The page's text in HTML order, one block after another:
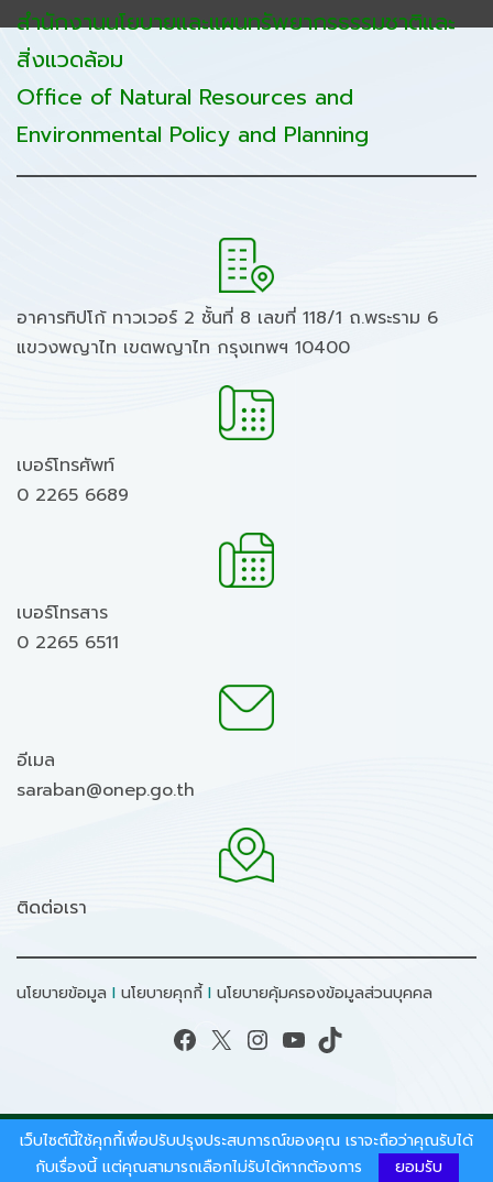
สำนักงานนโยบายและแผนทรัพยากรธรรมชาติและ
สิ่งแวดล้อม
Office of Natural Resources and
Environmental Policy and Planning
อาคารทิปโก้ ทาวเวอร์ 2 ชั้นที่ 8 เลขที่ 118/1 ถ.พระราม 6
แขวงพญาไท เขตพญาไท กรุงเทพฯ 10400
เบอร์โทรศัพท์
0 2265 6689
เบอร์โทรสาร
0 2265 6511
อีเมล
saraban@onep.go.th
ติดต่อเรา
นโยบายข้อมูล I นโยบายคุกกี้ I นโยบายคุ้มครองข้อมูลส่วนบุคคล
Facebook X Instagram YouTube TikTok
สงวนลิขสิทธิ์ © 2026 - สำนักงานนโยบายและแผน
ทรัพยากรธรรมชาติและสิ่งแวดล้อม.
เว็บไซต์นี้ใช้คุกกี้เพื่อปรับปรุงประสบการณ์ของคุณ เราจะถือว่าคุณรับได้
กับเรื่องนี้ แต่คุณสามารถเลือกไม่รับได้หากต้องการ
ยอมรับ